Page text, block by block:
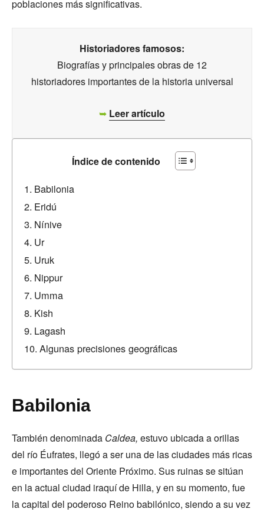
poblaciones más significativas.
Historiadores famosos:
Biografías y principales obras de 12
historiadores importantes de la historia universal
➥ Leer artículo
Índice de contenido
Babilonia
Eridú
Nínive
Ur
Uruk
Nippur
Umma
Kish
Lagash
Algunas precisiones geográficas
Babilonia
También denominada Caldea, estuvo ubicada a orillas
del río Éufrates, llegó a ser una de las ciudades más ricas
e importantes del Oriente Próximo. Sus ruinas se sitúan
en la actual ciudad iraquí de Hilla, y en su momento, fue
la capital del poderoso Reino babilónico, siendo a su vez